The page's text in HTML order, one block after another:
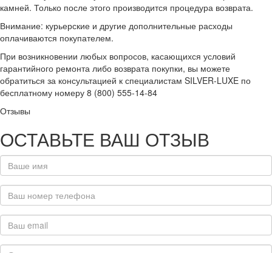
камней. Только после этого производится процедура возврата.
Внимание: курьерские и другие дополнительные расходы
оплачиваются покупателем.
При возникновении любых вопросов, касающихся условий
гарантийного ремонта либо возврата покупки, вы можете
обратиться за консультацией к специалистам SILVER-LUXE по
бесплатному номеру 8 (800) 555-14-84
Отзывы
ОСТАВЬТЕ ВАШ ОТЗЫВ